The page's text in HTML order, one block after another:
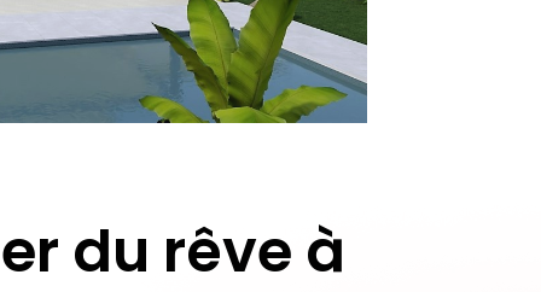
du rêve à